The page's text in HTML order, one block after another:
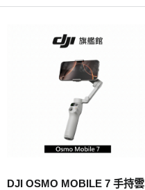
DJI OSMO MOBILE 7 手持雲